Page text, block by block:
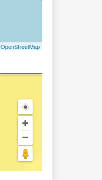
OpenStreetMap